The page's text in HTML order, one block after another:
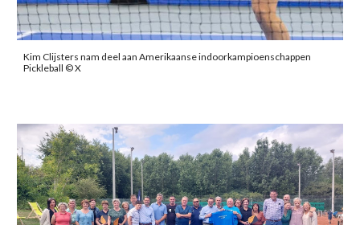
Kim Clijsters nam deel aan Amerikaanse indoorkampioenschappen
Pickleball © X